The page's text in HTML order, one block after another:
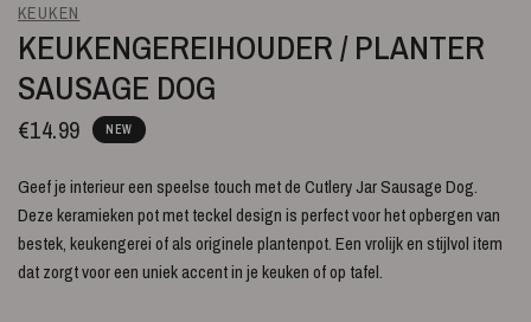
KEUKEN
KEUKENGEREIHOUDER / PLANTER
SAUSAGE DOG
€14.99 NEW
Geef je interieur een speelse touch met de Cutlery Jar Sausage Dog.
Deze keramieken pot met teckel design is perfect voor het opbergen van
bestek, keukengerei of als originele plantenpot. Een vrolijk en stijlvol item
dat zorgt voor een uniek accent in je keuken of op tafel.